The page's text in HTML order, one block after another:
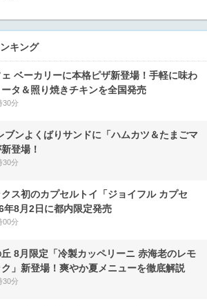
キング
ベーカリーに本格ピザ新登場！手軽に味わ
タ＆照り焼きチキンを全国発売
30分
ブンよくばりサンドに「ハムカツ＆たまごマ
登場！
30分
ス初のカプセルトイ「ジョイフル カプセ
年8月2日に都内限定発売
00分
8月限定「冷製カッペリーニ 赤海老のレモ
」新登場！爽やか夏メニューを徹底解説
30分